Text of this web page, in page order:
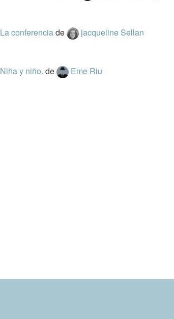
La conferenciade jacqueline Sellan
Niña y niño. de Eme Riu